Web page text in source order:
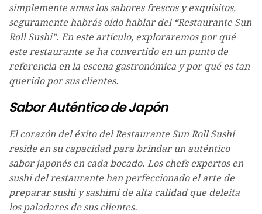
simplemente amas los sabores frescos y exquisitos,
seguramente habrás oído hablar del “Restaurante Sun
Roll Sushi”. En este artículo, exploraremos por qué
este restaurante se ha convertido en un punto de
referencia en la escena gastronómica y por qué es tan
querido por sus clientes.
Sabor Auténtico de Japón
El corazón del éxito del Restaurante Sun Roll Sushi
reside en su capacidad para brindar un auténtico
sabor japonés en cada bocado. Los chefs expertos en
sushi del restaurante han perfeccionado el arte de
preparar sushi y sashimi de alta calidad que deleita
los paladares de sus clientes.